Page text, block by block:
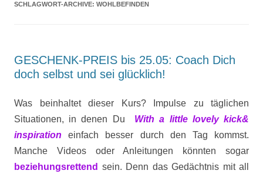
SCHLAGWORT-ARCHIVE: WOHLBEFINDEN
GESCHENK-PREIS bis 25.05: Coach Dich
doch selbst und sei glücklich!
Was beinhaltet dieser Kurs? Impulse zu täglichen
Situationen, in denen Du With a little lovely kick&
inspiration einfach besser durch den Tag kommst.
Manche Videos oder Anleitungen könnten sogar
beziehungsrettend sein. Denn das Gedächtnis mit all